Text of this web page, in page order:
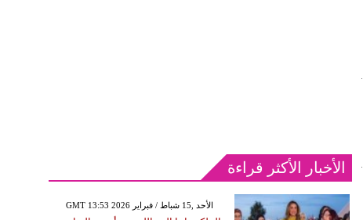
الأخبار الأكثر قراءة
GMT 13:53 2026 الأحد ,15 شباط / فبراير